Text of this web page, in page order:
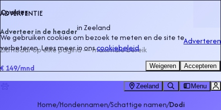
ADVERTENTIE
Adverteer in de headerinZeeland
Zichtbaar op elke pagina — maximale bereik
€ 149/mnd
Adverteren
Zeeland Menu
Home/Hondennamen/Schattige namen/Dodi
Cookies
We gebruiken cookies om bezoek te meten en de site te
verbeteren. Lees meer in onscookiebeleid.
Weigeren Accepteren